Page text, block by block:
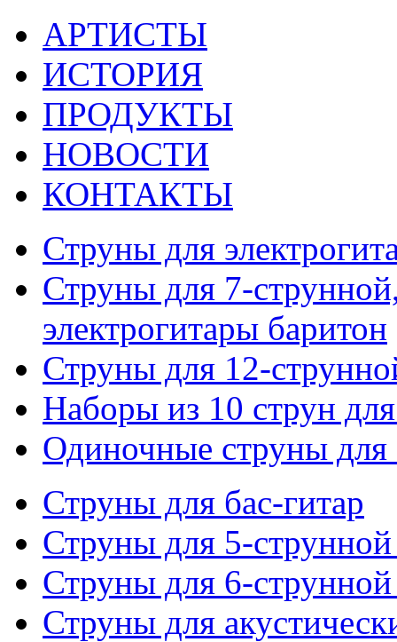
АРТИСТЫ
ИСТОРИЯ
ПРОДУКТЫ
НОВОСТИ
КОНТАКТЫ
Струны для
Струны для 7-
электрогитары баритон
Струны для 12-
Наборы из 10 струн
Одиночные струны для
Струны для бас-гитар
Струны для 5-
Струны для 6-
Струны для